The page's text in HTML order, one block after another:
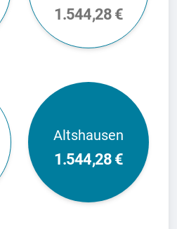
1.544,28 €
Altshausen
1.544,28 €